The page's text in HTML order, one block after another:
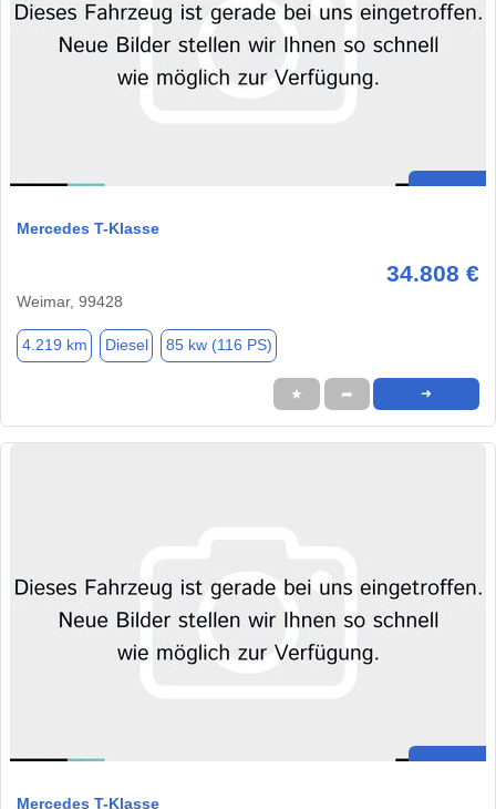
Mercedes T-Klasse
34.808 €
Weimar, 99428
4.219 km Diesel 85 kw (116 PS)
★ ➦ ➜
Mercedes T-Klasse